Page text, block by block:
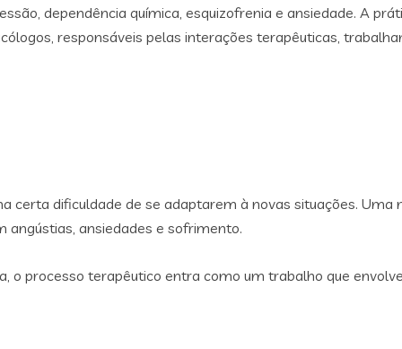
dependência química, esquizofrenia e ansiedade. A
responsáveis pelas interações terapêuticas,
certa dificuldade de se adaptarem à novas situações.
angústias, ansiedades e sofrimento.
o processo terapêutico entra como um trabalho que